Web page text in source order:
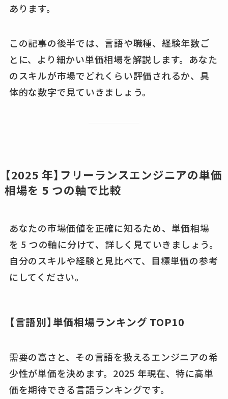
あります。
この記事の後半では、言語や職種、経験年数ご
とに、より細かい単価相場を解説します。あなた
のスキルが市場でどれくらい評価されるか、具
体的な数字で見ていきましょう。
【2025 年】フリーランスエンジニアの単価
相場を 5 つの軸で比較
あなたの市場価値を正確に知るため、単価相場
を 5 つの軸に分けて、詳しく見ていきましょう。
自分のスキルや経験と見比べて、目標単価の参考
にしてください。
【言語別】単価相場ランキング TOP10
需要の高さと、その言語を扱えるエンジニアの希
少性が単価を決めます。2025 年現在、特に高単
価を期待できる言語ランキングです。